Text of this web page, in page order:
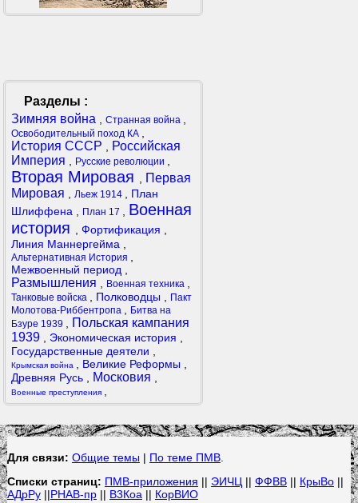
Разделы :
Зимняя война
Странная война
Освободительный поход КА
История СССР
Российская
Империя
Русские революции
Вторая Мировая
Первая
Мировая
Льеж 1914
План
Шлиффена
План 17
Военная
история
Фортификация
Линия Маннергейма
Альтернативная История
Межвоенный период
Размышления Военная техника
Танковые войска Полководцы
Пакт
Молотова-Риббентропа
Битва на
Бзуре 1939
Польская кампания
1939
Экономическая история
Государственные деятели
Крымская война Великие Реформы
Древняя Русь
Московия
Военные преступления
Для связи: Общие темы | По теме ПМВ.
Списки страниц: ПМВ-приложения || ЭИЧЦ || ФФВВ|| КрыВо||
АДрРу||РНАВ-пр|| В3Коа || КорВИО